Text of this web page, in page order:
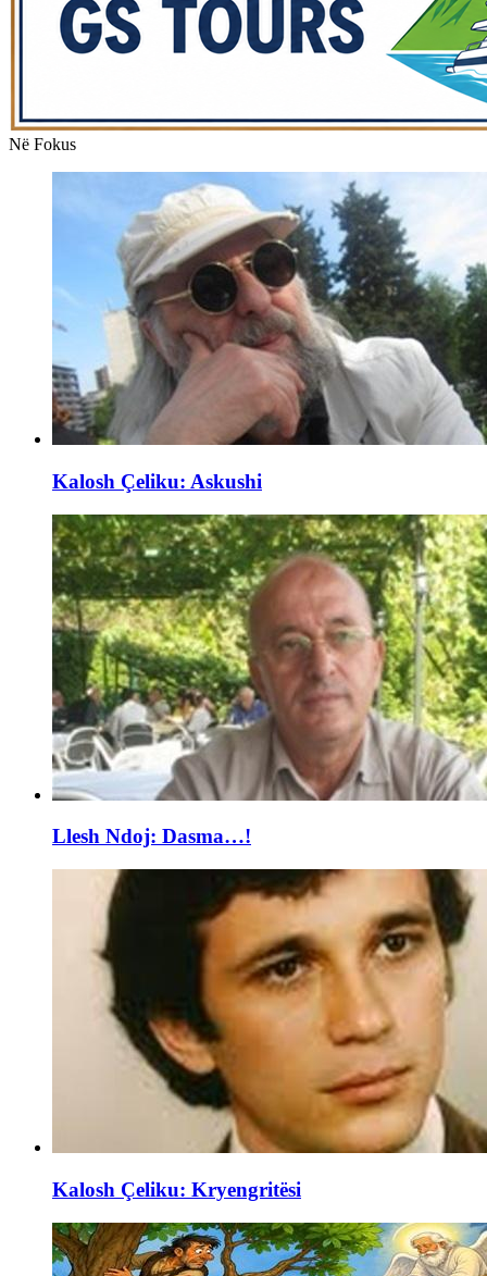
Në Fokus
Kalosh Çeliku: Askushi
Llesh Ndoj: Dasma…!
Kalosh Çeliku: Kryengritësi